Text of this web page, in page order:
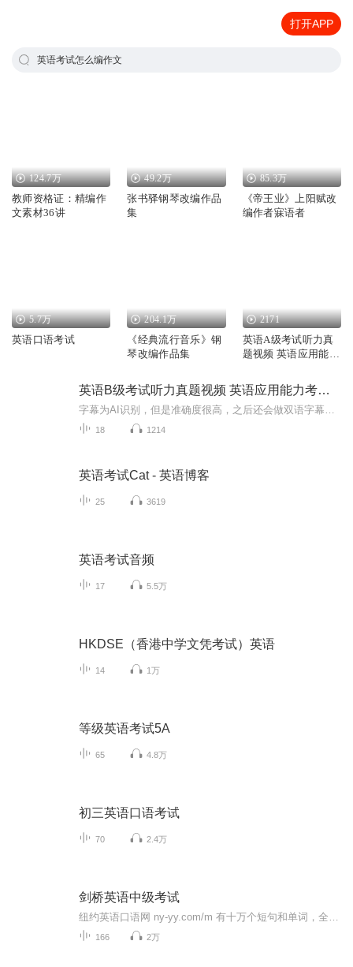
打开APP
英语考试怎么编作文
124.7万
教师资格证：精编作
文素材36讲
49.2万
张书驿钢琴改编作品
集
85.3万
《帝王业》上阳赋改
编作者寐语者
5.7万
英语口语考试
204.1万
《经典流行音乐》钢
琴改编作品集
2171
英语A级考试听力真
题视频 英语应用能力
英语B级考试听力真题视频 英语应用能力考试听力题
18 1214
英语考试Cat - 英语博客
25 3619
英语考试音频
17 5.5万
HKDSE（香港中学文凭考试）英语
14 1万
等级英语考试5A
65 4.8万
初三英语口语考试
70 2.4万
剑桥英语中级考试
166 2万